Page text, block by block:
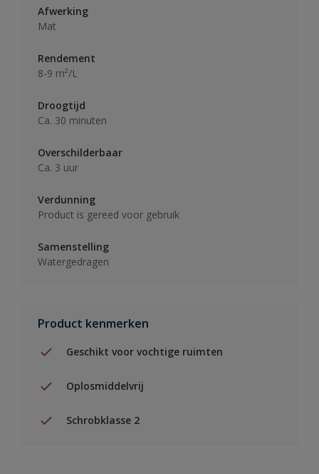
Afwerking
Mat
Rendement
8-9 m²/L
Droogtijd
Ca. 30 minuten
Overschilderbaar
Ca. 3 uur
Verdunning
Product is gereed voor gebruik
Samenstelling
Watergedragen
Product kenmerken
Geschikt voor vochtige ruimten
Oplosmiddelvrij
Schrobklasse 2